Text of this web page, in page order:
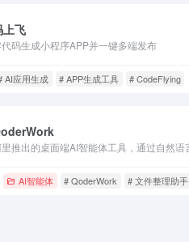
上飞
码生成小程序APP并一键多端发布
AI应用生成 # APP生成工具 # CodeFlying
AI智能体 # QoderWork # 文件整理助手